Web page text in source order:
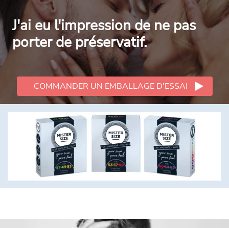
J'ai eu l'impression de ne pas
porter de préservatif.
COMMANDER UN EMBALLAGE D'ESSAI